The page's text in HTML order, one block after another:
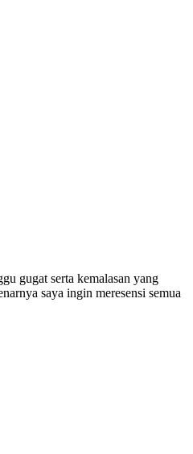
gugat serta kemalasan yang
saya ingin meresensi semua